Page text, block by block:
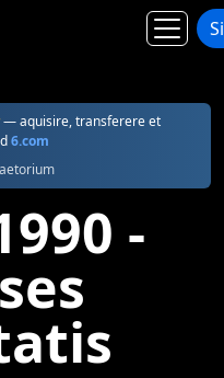
— aquisire, transferere et
6.com
-